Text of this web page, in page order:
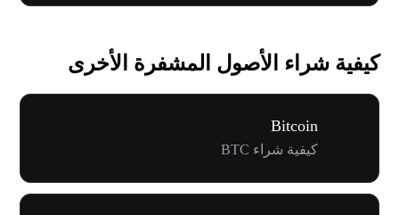
كيفية شراء الأصول المشفرة الأخرى
Bitcoin
كيفية شراء BTC